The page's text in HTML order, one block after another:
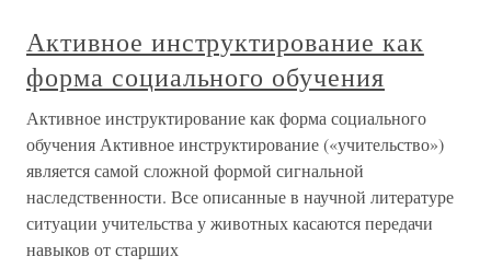
Активное инструктирование как
форма социального обучения
Активное инструктирование как форма социального
обучения Активное инструктирование («учительство»)
является самой сложной формой сигнальной
наследственности. Все описанные в научной литературе
ситуации учительства у животных касаются передачи
навыков от старших